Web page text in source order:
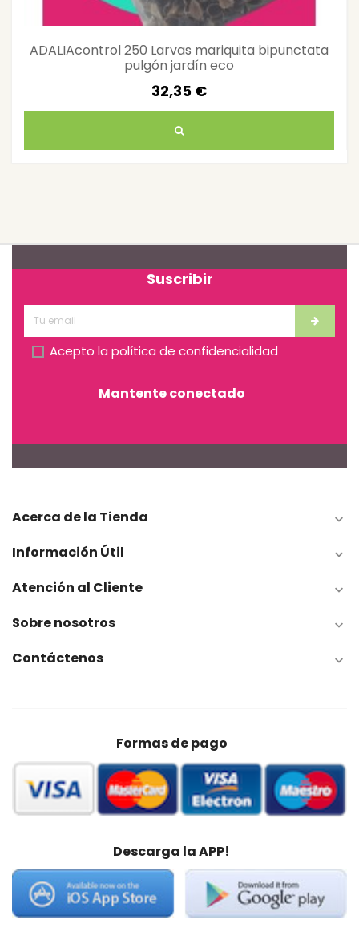
ADALIAcontrol 250 Larvas mariquita bipunctata
pulgón jardín eco
32,35 €
Suscribir
Acepto la política de confidencialidad
Mantente conectado
Acerca de la Tienda 
Información Útil 
Atención al Cliente 
Sobre nosotros 
Contáctenos 
Formas de pago
Descarga la APP!